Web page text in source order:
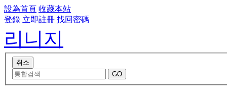
設為首頁 收藏本站
登錄 立即註冊 找回密碼
리니지